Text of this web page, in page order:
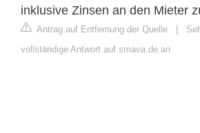
inklusive Zinsen an den Mieter
Antrag auf Entfernung der Quelle
vollständige Antwort auf smava.de an